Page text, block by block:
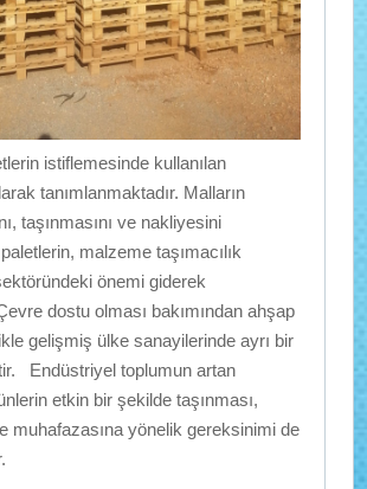
istiflemesinde kullanılan
tanımlanmaktadır. Malların
taşınmasını ve nakliyesini
malzeme taşımacılık
önemi giderek
dostu olması bakımından ahşap
gelişmiş ülke sanayilerinde ayrı bir
Endüstriyel toplumun artan
etkin bir şekilde taşınması,
muhafazasına yönelik gereksinimi de